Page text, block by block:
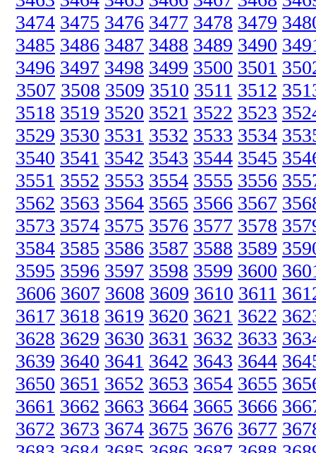
3474 3475 3476 3477 3478 3479
3485 3486 3487 3488 3489 3490
3496 3497 3498 3499 3500 3501
3507 3508 3509 3510 3511 3512
3518 3519 3520 3521 3522 3523
3529 3530 3531 3532 3533 3534
3540 3541 3542 3543 3544 3545
3551 3552 3553 3554 3555 3556
3562 3563 3564 3565 3566 3567
3573 3574 3575 3576 3577 3578
3584 3585 3586 3587 3588 3589
3595 3596 3597 3598 3599 3600
3606 3607 3608 3609 3610 3611
3617 3618 3619 3620 3621 3622
3628 3629 3630 3631 3632 3633
3639 3640 3641 3642 3643 3644
3650 3651 3652 3653 3654 3655
3661 3662 3663 3664 3665 3666
3672 3673 3674 3675 3676 3677